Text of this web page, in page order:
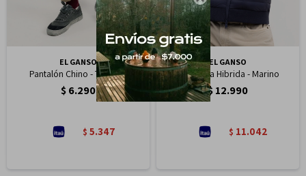
EL GANSO
Pantalón Chino - Tostado
$6.290
$ 5.347
EL GANSO
Chaqueta Hibrida - Marino
$12.990
$ 11.042